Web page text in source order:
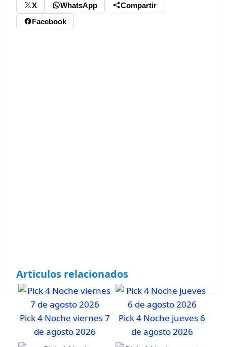
X WhatsApp
Compartir
Facebook
Articulos relacionados
Pick 4 Noche viernes 7
de agosto 2026
Pick 4 Noche jueves 6
de agosto 2026